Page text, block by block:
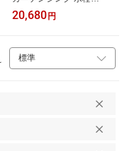
DIY 作業台 収納棚付 庭
外付けシンク 高さ キッ
20,680 円